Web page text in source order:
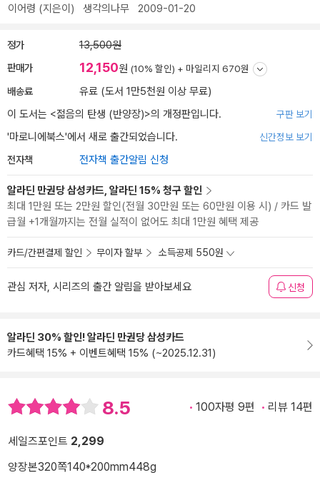
이어령 (지은이) 생각의나무 2009-01-20
정가 13,500원
판매가 12,150원 (10% 할인) + 마일리지 670원
배송료
유료 (도서 1만5천원 이상 무료)
이 도서는 <젊음의 탄생 (반양장)>의 개정판입니다. 구판 보기
'마로니에북스'에서 새로 출간되었습니다. 신간정보 보기
전자책 전자책 출간알림 신청
알라딘 만권당 삼성카드, 알라딘 15% 청구 할인
최대 1만원 또는 2만원 할인(전월 30만원 또는 60만원 이용 시) / 카드 발
급월 +1개월까지는 전월 실적이 없어도 최대 1만원 혜택 제공
카드/간편결제 할인 무이자 할부 소득공제 550원
관심 저자, 시리즈의 출간 알림을 받아보세요 신청
알라딘 30% 할인! 알라딘 만권당 삼성카드
카드혜택 15% + 이벤트혜택 15% (~2025.12.31)
8.5 100자평 9편 리뷰 14편
세일즈포인트 2,299
양장본320쪽140*200mm448g